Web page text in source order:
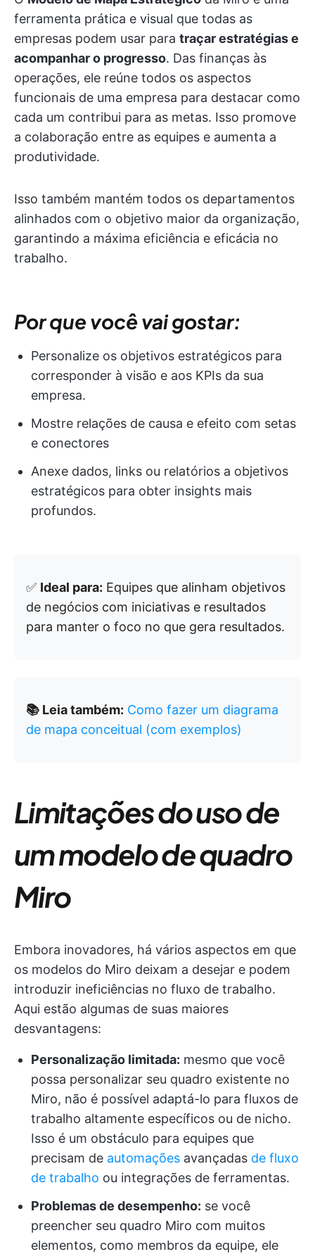
ferramenta prática e visual que todas as
empresas podem usar para traçar estratégias e
acompanhar o progresso. Das finanças às
operações, ele reúne todos os aspectos
funcionais de uma empresa para destacar como
cada um contribui para as metas. Isso promove
a colaboração entre as equipes e aumenta a
produtividade.
Isso também mantém todos os departamentos
alinhados com o objetivo maior da organização,
garantindo a máxima eficiência e eficácia no
trabalho.
Por que você vai gostar:
Personalize os objetivos estratégicos para
corresponder à visão e aos KPIs da sua
empresa.
Mostre relações de causa e efeito com setas
e conectores
Anexe dados, links ou relatórios a objetivos
estratégicos para obter insights mais
profundos.
✅ Ideal para: Equipes que alinham objetivos
de negócios com iniciativas e resultados
para manter o foco no que gera resultados.
📚 Leia também: Como fazer um diagrama
de mapa conceitual (com exemplos)
Limitações do uso de
um modelo de quadro
Miro
Embora inovadores, há vários aspectos em que
os modelos do Miro deixam a desejar e podem
introduzir ineficiências no fluxo de trabalho.
Aqui estão algumas de suas maiores
desvantagens:
Personalização limitada: mesmo que você
possa personalizar seu quadro existente no
Miro, não é possível adaptá-lo para fluxos de
trabalho altamente específicos ou de nicho.
Isso é um obstáculo para equipes que
precisam de automações avançadas de fluxo
de trabalho ou integrações de ferramentas.
Problemas de desempenho: se você
preencher seu quadro Miro com muitos
elementos, como membros da equipe, ele